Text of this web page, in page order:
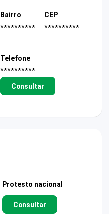
Bairro
**********
CEP
**********
Telefone
**********
Consultar
Protesto nacional
Consultar